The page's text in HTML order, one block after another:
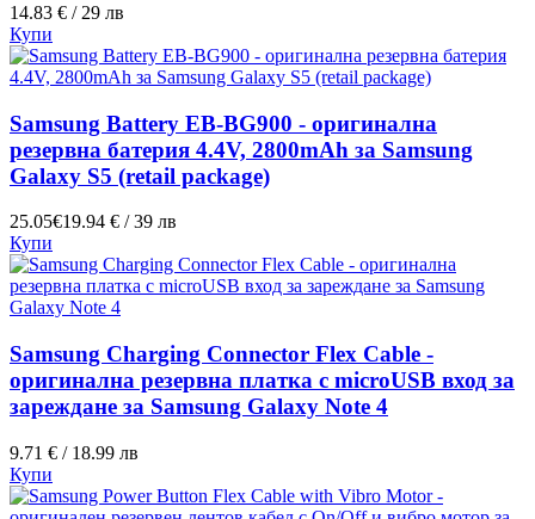
14.83 € / 29 лв
Купи
Samsung Battery EB-BG900 - оригинална
резервна батерия 4.4V, 2800mAh за Samsung
Galaxy S5 (retail package)
25.05€19.94 € / 39 лв
Купи
Samsung Charging Connector Flex Cable -
оригинална резервна платка с microUSB вход за
зареждане за Samsung Galaxy Note 4
9.71 € / 18.99 лв
Купи